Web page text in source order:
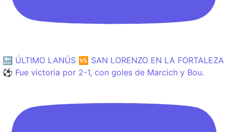
🔙 ÚLTIMO LANÚS 🆚 SAN LORENZO EN LA FORTALEZA
⚽️ Fue victoria por 2-1, con goles de Marcich y Bou.